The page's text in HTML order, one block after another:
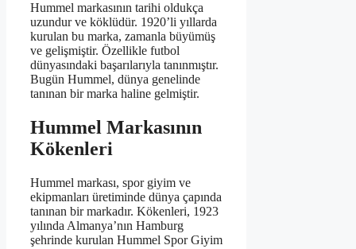
Hummel markasının tarihi oldukça
uzundur ve köklüdür. 1920’li yıllarda
kurulan bu marka, zamanla büyümüş
ve gelişmiştir. Özellikle futbol
dünyasındaki başarılarıyla tanınmıştır.
Bugün Hummel, dünya genelinde
tanınan bir marka haline gelmiştir.
Hummel Markasının
Kökenleri
Hummel markası, spor giyim ve
ekipmanları üretiminde dünya çapında
tanınan bir markadır. Kökenleri, 1923
yılında Almanya’nın Hamburg
şehrinde kurulan Hummel Spor Giyim